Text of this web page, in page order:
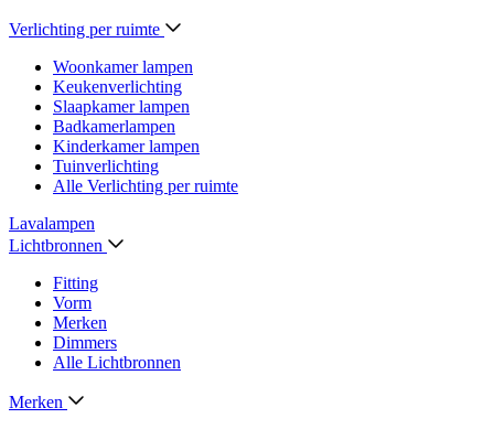
Verlichting per ruimte
Woonkamer lampen
Keukenverlichting
Slaapkamer lampen
Badkamerlampen
Kinderkamer lampen
Tuinverlichting
Alle Verlichting per ruimte
Lavalampen
Lichtbronnen
Fitting
Vorm
Merken
Dimmers
Alle Lichtbronnen
Merken